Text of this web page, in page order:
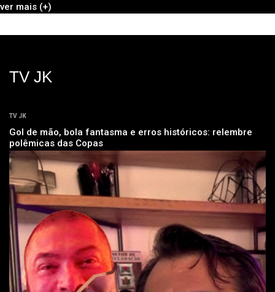
ver mais (+)
TV JK
TV JK
Gol de mão, bola fantasma e erros históricos: relembre
polêmicas das Copas